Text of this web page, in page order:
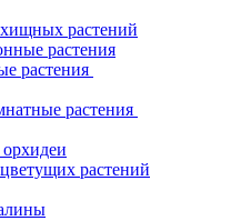
растений
растения
растения
растения
растений